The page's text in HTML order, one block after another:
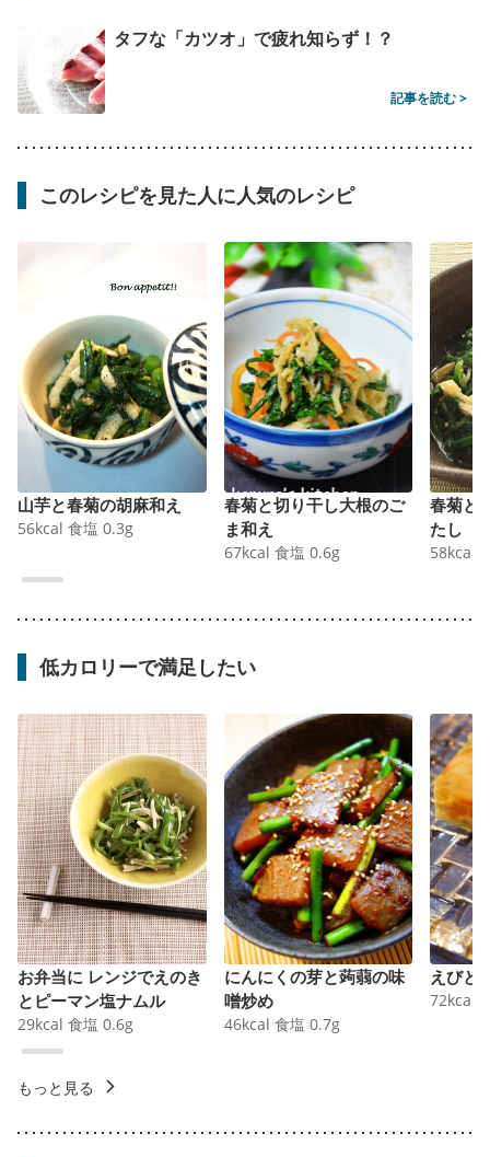
タフな「カツオ」で疲れ知らず！？
記事を読む >
このレシピを見た人に人気のレシピ
山芋と春菊の胡麻和え
56kcal 食塩 0.3g
春菊と切り干し大根のご
ま和え
67kcal 食塩 0.6g
春菊と
たし
58kcal
低カロリーで満足したい
お弁当に レンジでえのき
とピーマン塩ナムル
29kcal 食塩 0.6g
にんにくの芽と蒟蒻の味
噌炒め
46kcal 食塩 0.7g
えびと
72kcal
もっと見る